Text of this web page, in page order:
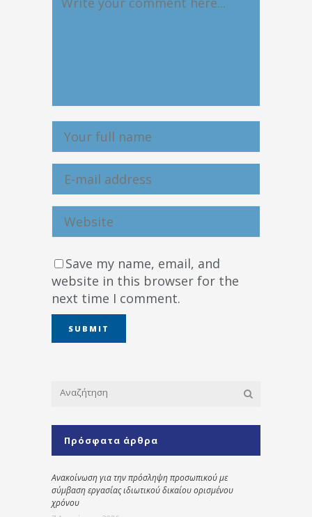
Save my name, email, and
website in this browser for the
next time I comment.
Πρόσφατα άρθρα
Ανακοίνωση για την πρόσληψη προσωπικού με
σύμβαση εργασίας ιδιωτικού δικαίου ορισμένου
χρόνου